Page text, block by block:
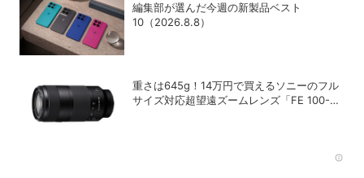
編集部が選んだ今週の新製品ベスト
10（2026.8.8）
重さは645g！14万円で買えるソニーのフル
サイズ対応超望遠ズームレンズ「FE 100-